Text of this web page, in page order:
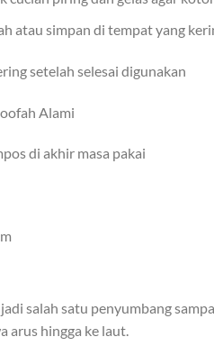
atau simpan di tempat yang
setelah selesai digunakan
Alami
di akhir masa pakai
salah satu penyumbang
arus hingga ke laut.